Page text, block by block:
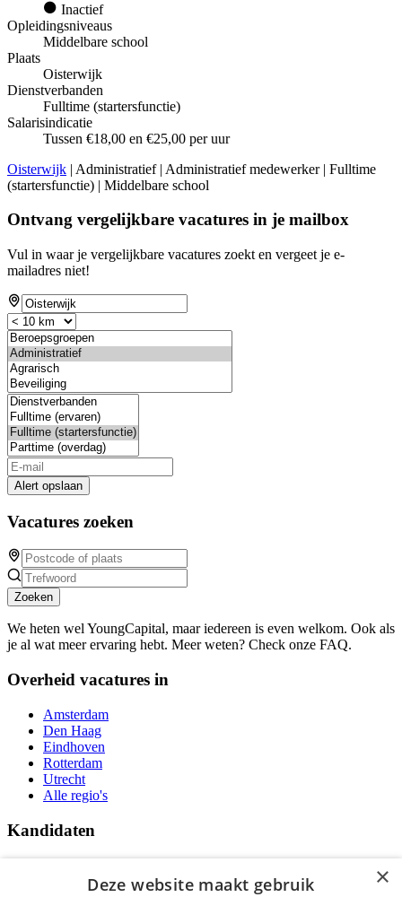
Inactief
Opleidingsniveaus
Middelbare school
Plaats
Oisterwijk
Dienstverbanden
Fulltime (startersfunctie)
Salarisindicatie
Tussen €18,00 en €25,00 per uur
Oisterwijk | Administratief | Administratief medewerker | Fulltime
(startersfunctie) | Middelbare school
Ontvang vergelijkbare vacatures in je mailbox
Vul in waar je vergelijkbare vacatures zoekt en vergeet je e-
mailadres niet!
Alert opslaan
Vacatures zoeken
Zoeken
We heten wel YoungCapital, maar iedereen is even welkom. Ook als
je al wat meer ervaring hebt. Meer weten? Check onze FAQ.
Overheid vacatures in
Amsterdam
Den Haag
Eindhoven
Rotterdam
Utrecht
Alle regio's
Kandidaten
Vacatures
×
Deze website maakt gebruik